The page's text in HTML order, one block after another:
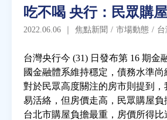
教育推廣
研究獎勵
房地產年鑑
top
吃不喝 央行：民眾購
2022.06.06 ｜ 焦點新聞 / 市場動態 / 台
台灣央行今 (31) 日發布第 16 期金
國金融體系維持穩定，債務水準
對於民眾高度關注的房市則提到，
易活絡，但房價走高，民眾購屋負
台北市購屋負擔最重，房價所得比